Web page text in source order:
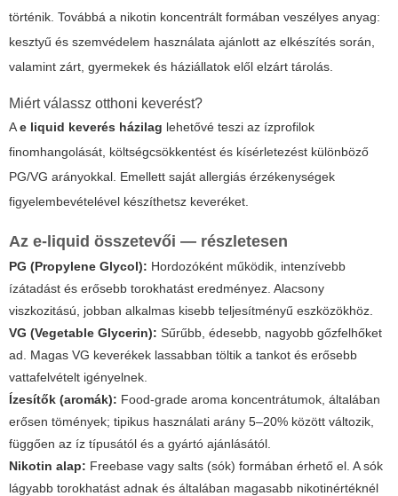
történik. Továbbá a nikotin koncentrált formában veszélyes anyag:
kesztyű és szemvédelem használata ajánlott az elkészítés során,
valamint zárt, gyermekek és háziállatok elől elzárt tárolás.
Miért válassz otthoni keverést?
Ae liquid keverés házilag lehetővé teszi az ízprofilok
finomhangolását, költségcsökkentést és kísérletezést különböző
PG/VG arányokkal. Emellett saját allergiás érzékenységek
figyelembevételével készíthetsz keveréket.
Az e-liquid összetevői — részletesen
PG (Propylene Glycol): Hordozóként működik, intenzívebb
ízátadást és erősebb torokhatást eredményez. Alacsony
viszkozitású, jobban alkalmas kisebb teljesítményű eszközökhöz.
VG (Vegetable Glycerin): Sűrűbb, édesebb, nagyobb gőzfelhőket
ad. Magas VG keverékek lassabban töltik a tankot és erősebb
vattafelvételt igényelnek.
Ízesítők (aromák): Food-grade aroma koncentrátumok, általában
erősen tömények; tipikus használati arány 5–20% között változik,
függően az íz típusától és a gyártó ajánlásától.
Nikotin alap: Freebase vagy salts (sók) formában érhető el. A sók
lágyabb torokhatást adnak és általában magasabb nikotinértéknél